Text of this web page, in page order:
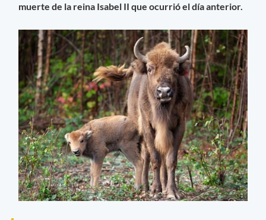
muerte de la reina Isabel II que ocurrió el día anterior.